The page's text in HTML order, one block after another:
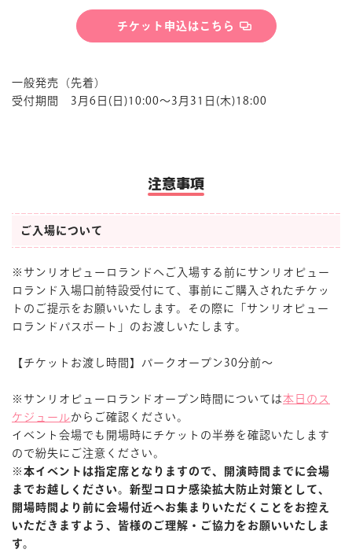
チケット申込はこちら
一般発売（先着）
受付期間 3月6日(日)10:00～3月31日(木)18:00
注意事項
ご入場について
※サンリオピューロランドへご入場する前にサンリオピュー
ロランド入場口前特設受付にて、事前にご購入されたチケッ
トのご提示をお願いいたします。その際に「サンリオピュー
ロランドパスポート」のお渡しいたします。
【チケットお渡し時間】パークオープン30分前～
※サンリオピューロランドオープン時間については本日のス
ケジュールからご確認ください。
イベント会場でも開場時にチケットの半券を確認いたします
ので紛失にご注意ください。
※本イベントは指定席となりますので、開演時間までに会場
までお越しください。新型コロナ感染拡大防止対策として、
開場時間より前に会場付近へお集まりいただくことをお控え
いただきますよう、皆様のご理解・ご協力をお願いいたしま
す。